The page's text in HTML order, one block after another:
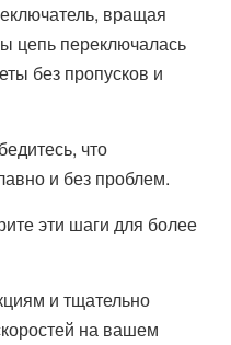
вращая
цепь переключалась
без пропусков и
что
и без проблем.
эти шаги для более
и тщательно
на вашем